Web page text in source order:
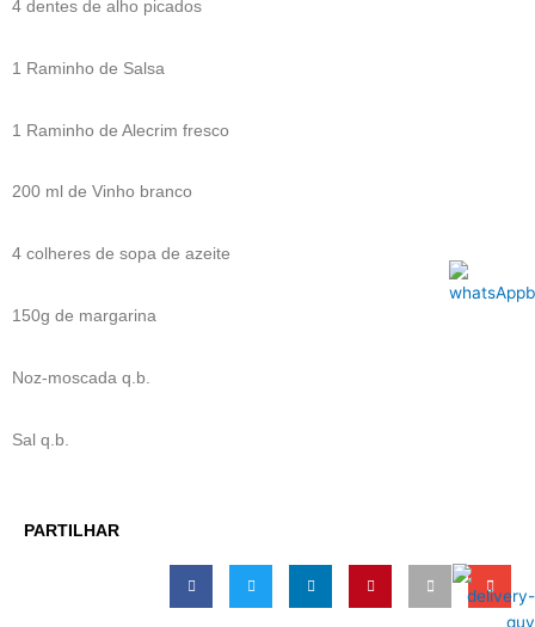
4 dentes de alho picados
1 Raminho de Salsa
1 Raminho de Alecrim fresco
200 ml de Vinho branco
4 colheres de sopa de azeite
150g de margarina
Noz-moscada q.b.
Sal q.b.
PARTILHAR